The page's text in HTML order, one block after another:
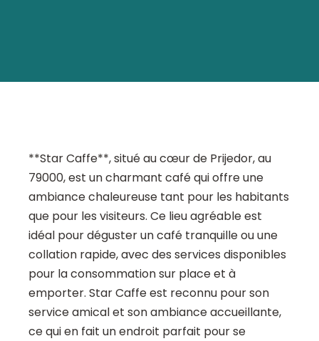
**Star Caffe**, situé au cœur de Prijedor, au
79000, est un charmant café qui offre une
ambiance chaleureuse tant pour les habitants
que pour les visiteurs. Ce lieu agréable est
idéal pour déguster un café tranquille ou une
collation rapide, avec des services disponibles
pour la consommation sur place et à
emporter. Star Caffe est reconnu pour son
service amical et son ambiance accueillante,
ce qui en fait un endroit parfait pour se